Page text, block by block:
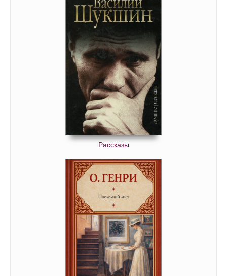
Pobeditel_Poluchaet_vse_36
Pobeditel_Poluchaet_vse_37
Pobeditel_Poluchaet_vse_38
Pobeditel_Poluchaet_vse_39
Pobeditel_Poluchaet_vse_40
Pobeditel_Poluchaet_vse_41
Pobeditel_Poluchaet_vse_42
Pobeditel_Poluchaet_vse_43
Pobeditel_Poluchaet_vse_44
Рассказы